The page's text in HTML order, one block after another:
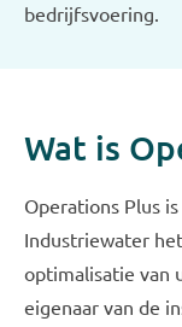
bedrijfsvoering.
Wat is
Operations Plus
Industriewater
optimalisatie van
eigenaar van de